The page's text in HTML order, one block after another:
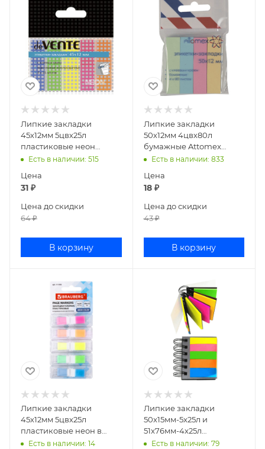
Липкие закладки
45х12мм 5цвх25л
пластиковые неон
deVENTE 2011307
Есть в наличии: 515
Цена
31 ₽
Цена до скидки
64₽
В корзину
Липкие закладки
50х12мм 4цвх80л
бумажные Attomex
2011702
Есть в наличии: 833
Цена
18₽
Цена до скидки
43₽
В корзину
Липкие закладки
45х12мм 5цвх25л
пластиковые неон в
диспенсере BRAUBERG
Есть в наличии: 14
Липкие закладки
50x15мм-5x25л и
51x76мм-4х25л
бумажные deVENTE
Есть в наличии: 79